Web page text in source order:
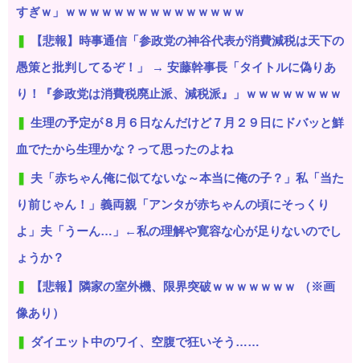
すぎｗ」ｗｗｗｗｗｗｗｗｗｗｗｗｗｗｗ
【悲報】時事通信「参政党の神谷代表が消費減税は天下の
愚策と批判してるぞ！」 → 安藤幹事長「タイトルに偽りあ
り！『参政党は消費税廃止派、減税派』」ｗｗｗｗｗｗｗｗ
生理の予定が８月６日なんだけど７月２９日にドバッと鮮
血でたから生理かな？って思ったのよね
夫「赤ちゃん俺に似てないな～本当に俺の子？」私「当た
り前じゃん！」義両親「アンタが赤ちゃんの頃にそっくり
よ」夫「うーん…」←私の理解や寛容な心が足りないのでし
ょうか？
【悲報】隣家の室外機、限界突破ｗｗｗｗｗｗｗ （※画
像あり）
ダイエット中のワイ、空腹で狂いそう……